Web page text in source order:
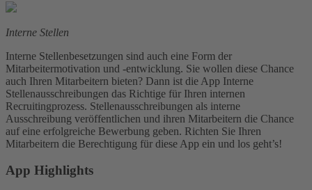
Interne Stellen
Interne Stellenbesetzungen sind auch eine Form der
Mitarbeitermotivation und -entwicklung. Sie wollen diese Chance
auch Ihren Mitarbeitern bieten? Dann ist die App Interne
Stellenausschreibungen das Richtige für Ihren internen
Recruitingprozess. Stellenausschreibungen als interne
Ausschreibung veröffentlichen und ihren Mitarbeitern die Chance
auf eine erfolgreiche Bewerbung geben. Richten Sie Ihren
Mitarbeitern die Berechtigung für diese App ein und los geht’s!
App Highlights